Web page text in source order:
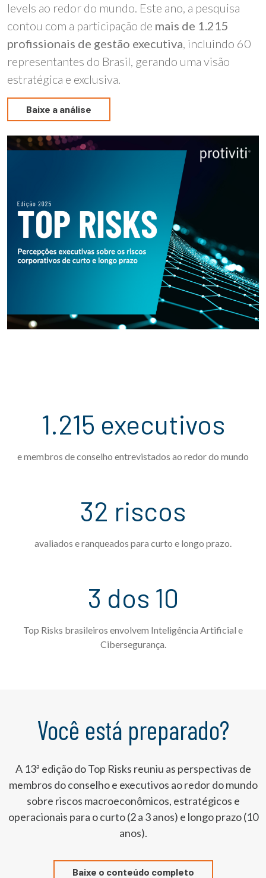
levels ao redor do mundo. Este ano, a pesquisa
contou com a participação de mais de 1.215
profissionais de gestão executiva, incluindo 60
representantes do Brasil, gerando uma visão
estratégica e exclusiva.
Baixe a análise
1.215 executivos
e membros de conselho entrevistados ao redor do mundo
32 riscos
avaliados e ranqueados para curto e longo prazo.
3 dos 10
Top Risks brasileiros envolvem Inteligência Artificial e
Cibersegurança.
Você está preparado?
A 13ª edição do Top Risks reuniu as perspectivas de
membros do conselho e executivos ao redor do mundo
sobre riscos macroeconômicos, estratégicos e
operacionais para o curto (2 a 3 anos) e longo prazo (10
anos).
Baixe o conteúdo completo